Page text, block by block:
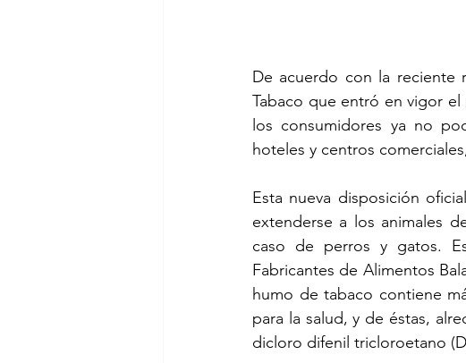
De acuerdo con la reciente
Tabaco que entró en vigor
los consumidores ya no
hoteles y centros
Esta nueva disposición
extenderse a los animales
caso de perros y gatos.
Fabricantes de Alimentos
humo de tabaco contiene
para la salud, y de éstas,
dicloro difenil tricloroetano